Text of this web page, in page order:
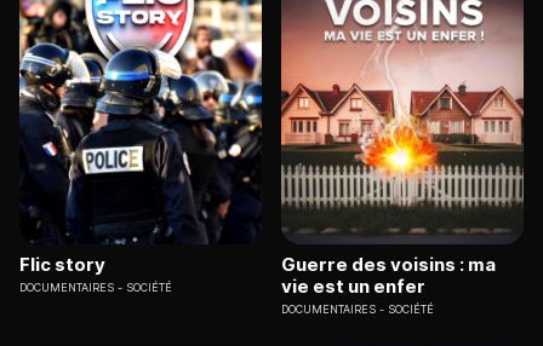
Flic story
DOCUMENTAIRES SOCIÉTÉ
Guerre des voisins : ma
vie est un enfer
DOCUMENTAIRES SOCIÉTÉ